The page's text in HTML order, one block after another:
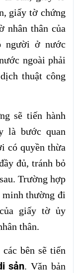
giấy tờ chứng
nhân thân của
người ở nước
ngoài phải
thuật công
sẽ tiến hành
là bước quan
có quyền thừa
đủ, tránh bỏ
Trường hợp
thường đi
giấy tờ ủy
thân.
bên sẽ tiến
sản. Văn bản